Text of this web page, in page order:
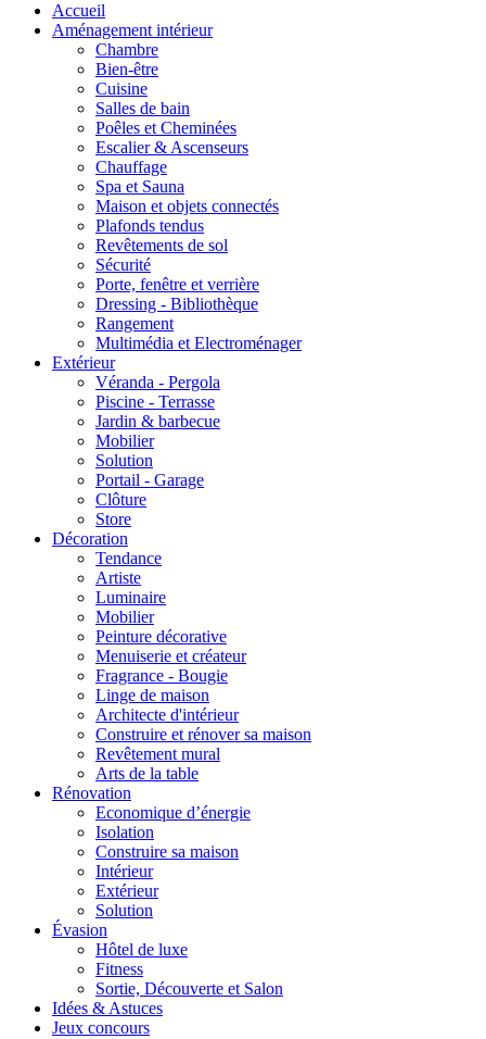
Accueil
Aménagement intérieur
Chambre
Bien-être
Cuisine
Salles de bain
Poêles et Cheminées
Escalier & Ascenseurs
Chauffage
Spa et Sauna
Maison et objets connectés
Plafonds tendus
Revêtements de sol
Sécurité
Porte, fenêtre et verrière
Dressing - Bibliothèque
Rangement
Multimédia et Electroménager
Extérieur
Véranda - Pergola
Piscine - Terrasse
Jardin & barbecue
Mobilier
Solution
Portail - Garage
Clôture
Store
Décoration
Tendance
Artiste
Luminaire
Mobilier
Peinture décorative
Menuiserie et créateur
Fragrance - Bougie
Linge de maison
Architecte d'intérieur
Construire et rénover sa maison
Revêtement mural
Arts de la table
Rénovation
Economique d’énergie
Isolation
Construire sa maison
Intérieur
Extérieur
Solution
Évasion
Hôtel de luxe
Fitness
Sortie, Découverte et Salon
Idées & Astuces
Jeux concours